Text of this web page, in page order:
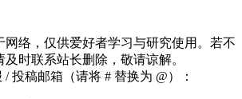
网络，仅供爱好者学习与研究使用。若不
时联系站长删除，敬请谅解。
投稿邮箱（请将 # 替换为 @）：